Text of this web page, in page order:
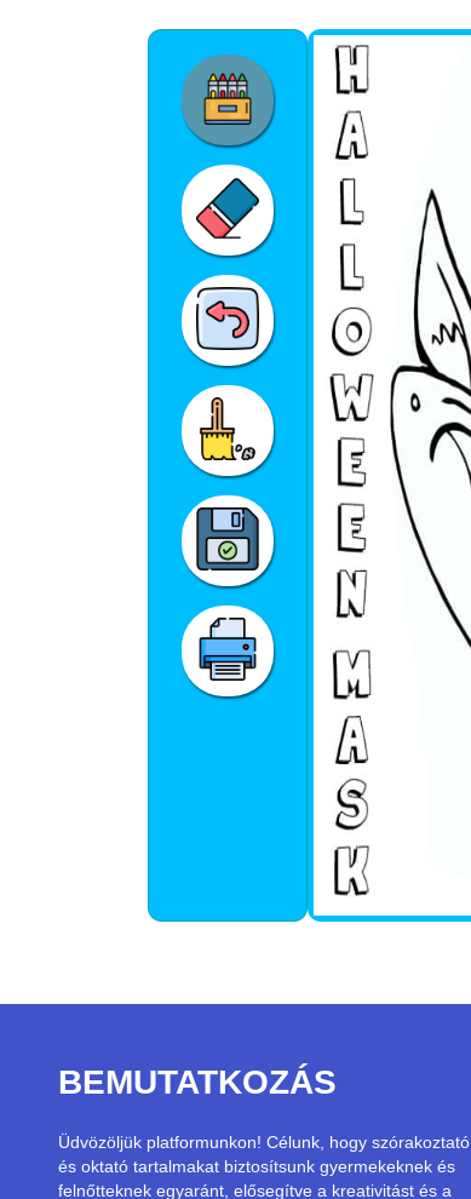
BEMUTATKOZÁS
Üdvözöljük platformunkon! Célunk, hogy szórakoztató
és oktató tartalmakat biztosítsunk gyermekeknek és
felnőtteknek egyaránt, elősegítve a kreativitást és a